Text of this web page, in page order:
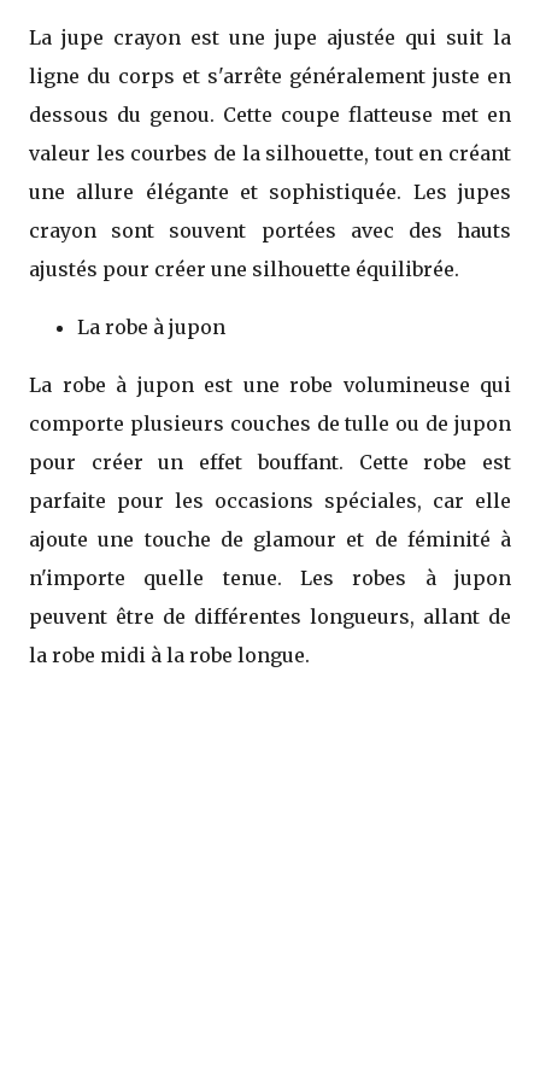
La jupe crayon est une jupe ajustée qui suit la
ligne du corps et s'arrête généralement juste en
dessous du genou. Cette coupe flatteuse met en
valeur les courbes de la silhouette, tout en créant
une allure élégante et sophistiquée. Les jupes
crayon sont souvent portées avec des hauts
ajustés pour créer une silhouette équilibrée.
La robe à jupon
La robe à jupon est une robe volumineuse qui
comporte plusieurs couches de tulle ou de jupon
pour créer un effet bouffant. Cette robe est
parfaite pour les occasions spéciales, car elle
ajoute une touche de glamour et de féminité à
n'importe quelle tenue. Les robes à jupon
peuvent être de différentes longueurs, allant de
la robe midi à la robe longue.